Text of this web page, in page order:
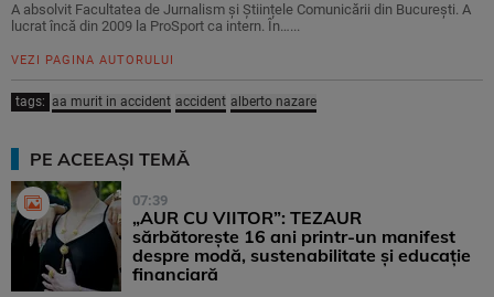
A absolvit Facultatea de Jurnalism și Științele Comunicării din București. A
lucrat încă din 2009 la ProSport ca intern. În…...
VEZI PAGINA AUTORULUI
tags: aa murit in accident accident alberto nazare
PE ACEEAȘI TEMĂ
07:39
„AUR CU VIITOR”: TEZAUR
sărbătorește 16 ani printr-un manifest
despre modă, sustenabilitate și educație
financiară